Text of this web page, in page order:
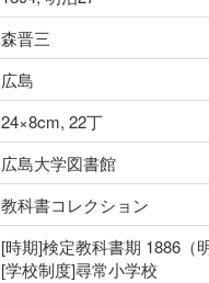
森晋三
広島
24×8cm, 22丁
広島大学図書館
教科書コレクション
[時期]検定教科書期 1886（
[学校制度]尋常小学校